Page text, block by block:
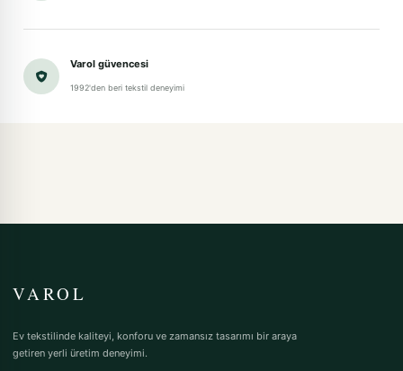
Varol güvencesi
1992'den beri tekstil deneyimi
VAROL
Ev tekstilinde kaliteyi, konforu ve zamansız tasarımı bir araya
getiren yerli üretim deneyimi.